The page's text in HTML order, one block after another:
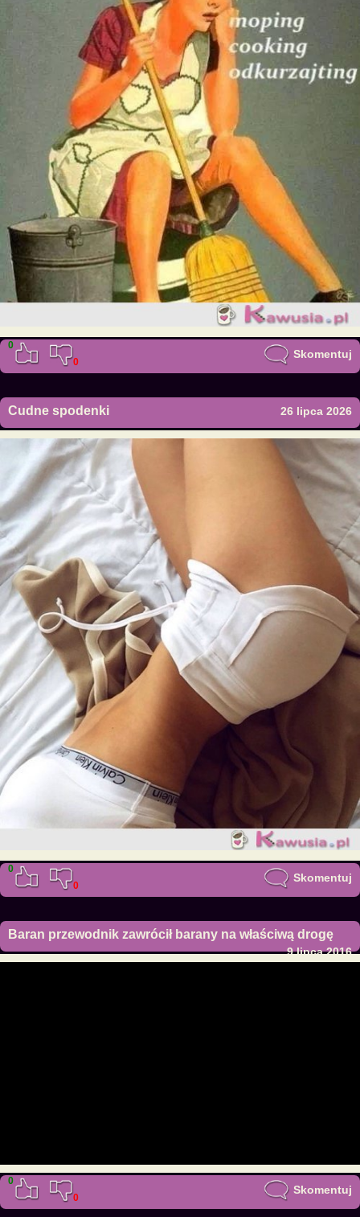
0
0
Skomentuj
Cudne spodenki 26 lipca 2026
0
0
Skomentuj
Baran przewodnik zawrócił barany na właściwą drogę
9 lipca 2016
0
0
Skomentuj